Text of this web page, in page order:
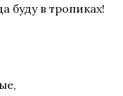
буду в тропиках!